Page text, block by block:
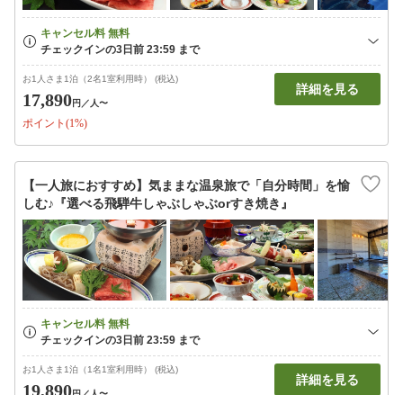
お1人さま1泊（2名1室利用時） (税込)
17,890円 ／人〜
ポイント(1%)
詳細を見る
【一人旅におすすめ】気ままな温泉旅で「自分時間」を愉
しむ♪『選べる飛騨牛しゃぶしゃぶorすき焼き』
お1人さま1泊（1名1室利用時） (税込)
19,890
詳細を見る